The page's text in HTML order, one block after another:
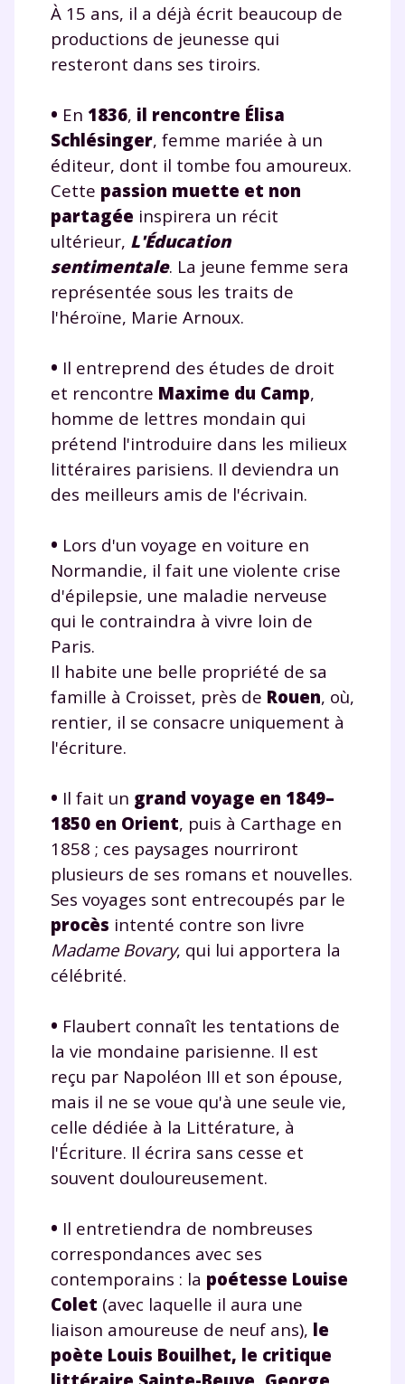
À 15 ans, il a déjà écrit beaucoup de
productions de jeunesse qui
resteront dans ses tiroirs.
• En 1836, il rencontre Élisa
Schlésinger, femme mariée à un
éditeur, dont il tombe fou amoureux.
Cette passion muette et non
partagée inspirera un récit
ultérieur, L'Éducation
sentimentale. La jeune femme sera
représentée sous les traits de
l'héroïne, Marie Arnoux.
• Il entreprend des études de droit
et rencontre Maxime du Camp,
homme de lettres mondain qui
prétend l'introduire dans les milieux
littéraires parisiens. Il deviendra un
des meilleurs amis de l'écrivain.
• Lors d'un voyage en voiture en
Normandie, il fait une violente crise
d'épilepsie, une maladie nerveuse
qui le contraindra à vivre loin de
Paris.
Il habite une belle propriété de sa
famille à Croisset, près de Rouen, où,
rentier, il se consacre uniquement à
l'écriture.
• Il fait un grand voyage en 1849–
1850 en Orient, puis à Carthage en
1858 ; ces paysages nourriront
plusieurs de ses romans et nouvelles.
Ses voyages sont entrecoupés par le
procès intenté contre son livre
Madame Bovary, qui lui apportera la
célébrité.
• Flaubert connaît les tentations de
la vie mondaine parisienne. Il est
reçu par Napoléon III et son épouse,
mais il ne se voue qu'à une seule vie,
celle dédiée à la Littérature, à
l'Écriture. Il écrira sans cesse et
souvent douloureusement.
• Il entretiendra de nombreuses
correspondances avec ses
contemporains : la poétesse Louise
Colet (avec laquelle il aura une
liaison amoureuse de neuf ans), le
poète Louis Bouilhet, le critique